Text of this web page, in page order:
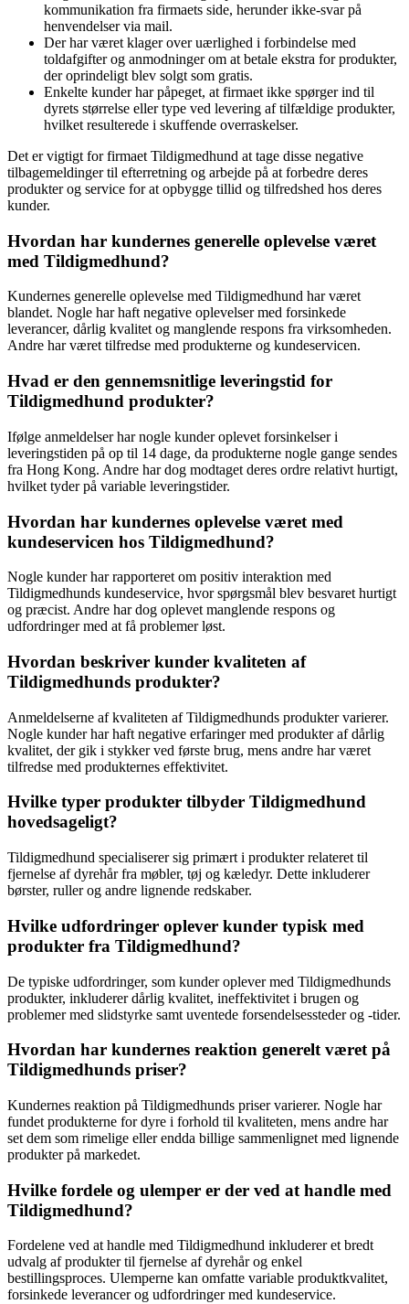
kommunikation fra firmaets side, herunder ikke-svar på
henvendelser via mail.
Der har været klager over uærlighed i forbindelse med
toldafgifter og anmodninger om at betale ekstra for produkter,
der oprindeligt blev solgt som gratis.
Enkelte kunder har påpeget, at firmaet ikke spørger ind til
dyrets størrelse eller type ved levering af tilfældige produkter,
hvilket resulterede i skuffende overraskelser.
Det er vigtigt for firmaet Tildigmedhund at tage disse negative
tilbagemeldinger til efterretning og arbejde på at forbedre deres
produkter og service for at opbygge tillid og tilfredshed hos deres
kunder.
Hvordan har kundernes generelle oplevelse været
med Tildigmedhund?
Kundernes generelle oplevelse med Tildigmedhund har været
blandet. Nogle har haft negative oplevelser med forsinkede
leverancer, dårlig kvalitet og manglende respons fra virksomheden.
Andre har været tilfredse med produkterne og kundeservicen.
Hvad er den gennemsnitlige leveringstid for
Tildigmedhund produkter?
Ifølge anmeldelser har nogle kunder oplevet forsinkelser i
leveringstiden på op til 14 dage, da produkterne nogle gange sendes
fra Hong Kong. Andre har dog modtaget deres ordre relativt hurtigt,
hvilket tyder på variable leveringstider.
Hvordan har kundernes oplevelse været med
kundeservicen hos Tildigmedhund?
Nogle kunder har rapporteret om positiv interaktion med
Tildigmedhunds kundeservice, hvor spørgsmål blev besvaret hurtigt
og præcist. Andre har dog oplevet manglende respons og
udfordringer med at få problemer løst.
Hvordan beskriver kunder kvaliteten af
Tildigmedhunds produkter?
Anmeldelserne af kvaliteten af Tildigmedhunds produkter varierer.
Nogle kunder har haft negative erfaringer med produkter af dårlig
kvalitet, der gik i stykker ved første brug, mens andre har været
tilfredse med produkternes effektivitet.
Hvilke typer produkter tilbyder Tildigmedhund
hovedsageligt?
Tildigmedhund specialiserer sig primært i produkter relateret til
fjernelse af dyrehår fra møbler, tøj og kæledyr. Dette inkluderer
børster, ruller og andre lignende redskaber.
Hvilke udfordringer oplever kunder typisk med
produkter fra Tildigmedhund?
De typiske udfordringer, som kunder oplever med Tildigmedhunds
produkter, inkluderer dårlig kvalitet, ineffektivitet i brugen og
problemer med slidstyrke samt uventede forsendelsessteder og -tider.
Hvordan har kundernes reaktion generelt været på
Tildigmedhunds priser?
Kundernes reaktion på Tildigmedhunds priser varierer. Nogle har
fundet produkterne for dyre i forhold til kvaliteten, mens andre har
set dem som rimelige eller endda billige sammenlignet med lignende
produkter på markedet.
Hvilke fordele og ulemper er der ved at handle med
Tildigmedhund?
Fordelene ved at handle med Tildigmedhund inkluderer et bredt
udvalg af produkter til fjernelse af dyrehår og enkel
bestillingsproces. Ulemperne kan omfatte variable produktkvalitet,
forsinkede leverancer og udfordringer med kundeservice.